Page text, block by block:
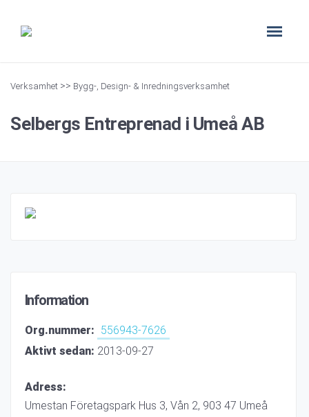
Verksamhet >> Bygg-, Design- & Inredningsverksamhet
Selbergs Entreprenad i Umeå AB
Information
Org.nummer: 556943-7626
Aktivt sedan: 2013-09-27
Adress:
Umestan Företagspark Hus 3, Vån 2, 903 47 Umeå